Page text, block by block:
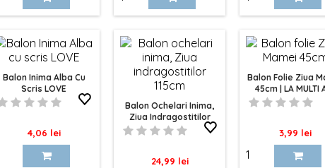
baza
Balon Inima Alba Cu
Scris LOVE
Pret
4,06 lei
Balon Ochelari Inima,
Ziua Indragostitilor
115cm
Pret
24,99 lei
Balon Folie Ziua
45cm | LA MULTI
MAMA!
Pret
3,99 lei